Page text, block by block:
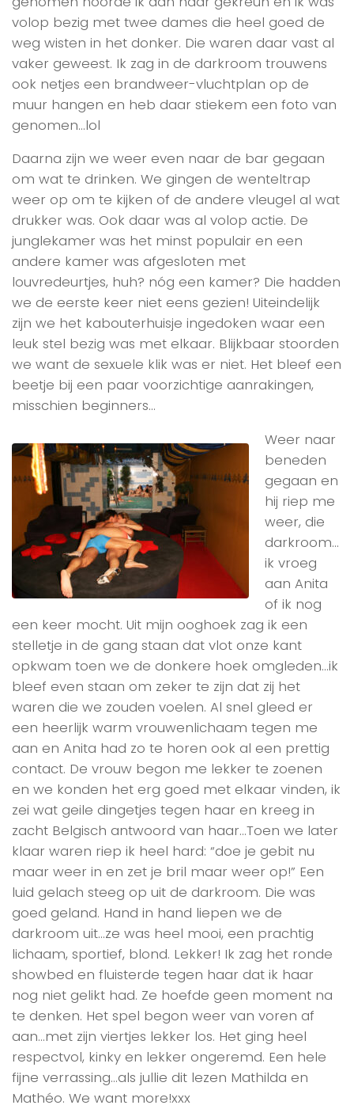
volop bezig met twee dames die heel goed de
weg wisten in het donker. Die waren daar vast al
vaker geweest. Ik zag in de darkroom trouwens
ook netjes een brandweer-vluchtplan op de
muur hangen en heb daar stiekem een foto van
genomen…lol
Daarna zijn we weer even naar de bar gegaan
om wat te drinken. We gingen de wenteltrap
weer op om te kijken of de andere vleugel al wat
drukker was. Ook daar was al volop actie. De
junglekamer was het minst populair en een
andere kamer was afgesloten met
louvredeurtjes, huh? nóg een kamer? Die hadden
we de eerste keer niet eens gezien! Uiteindelijk
zijn we het kabouterhuisje ingedoken waar een
leuk stel bezig was met elkaar. Blijkbaar stoorden
we want de sexuele klik was er niet. Het bleef een
beetje bij een paar voorzichtige aanrakingen,
misschien beginners…
Weer naar
beneden
gegaan en
hij riep me
weer, die
darkroom…
ik vroeg
aan Anita
of ik nog
een keer mocht. Uit mijn ooghoek zag ik een
stelletje in de gang staan dat vlot onze kant
opkwam toen we de donkere hoek omgleden…ik
bleef even staan om zeker te zijn dat zij het
waren die we zouden voelen. Al snel gleed er
een heerlijk warm vrouwenlichaam tegen me
aan en Anita had zo te horen ook al een prettig
contact. De vrouw begon me lekker te zoenen
en we konden het erg goed met elkaar vinden, ik
zei wat geile dingetjes tegen haar en kreeg in
zacht Belgisch antwoord van haar…Toen we later
klaar waren riep ik heel hard: “doe je gebit nu
maar weer in en zet je bril maar weer op!” Een
luid gelach steeg op uit de darkroom. Die was
goed geland. Hand in hand liepen we de
darkroom uit…ze was heel mooi, een prachtig
lichaam, sportief, blond. Lekker! Ik zag het ronde
showbed en fluisterde tegen haar dat ik haar
nog niet gelikt had. Ze hoefde geen moment na
te denken. Het spel begon weer van voren af
aan…met zijn viertjes lekker los. Het ging heel
respectvol, kinky en lekker ongeremd. Een hele
fijne verrassing…als jullie dit lezen Mathilda en
Mathéo. We want more!xxx